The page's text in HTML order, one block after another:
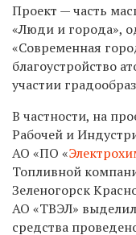
Проект — часть
«Люди и города»,
«Современная
благоустройство
участии
В частности, на
Рабочей и
АО «ПО «
Топливной
Зеленогорск
АО «ТВЭЛ»
средства